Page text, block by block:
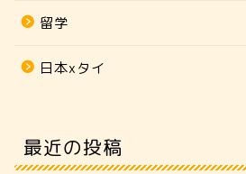
留学
日本xタイ
最近の投稿